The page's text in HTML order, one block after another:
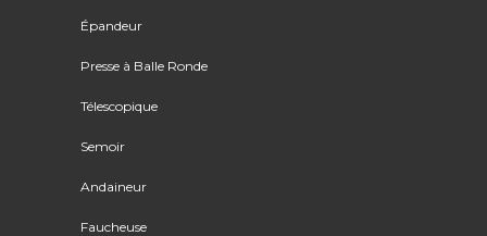
Épandeur
Presse à Balle Ronde
Télescopique
Semoir
Andaineur
Faucheuse